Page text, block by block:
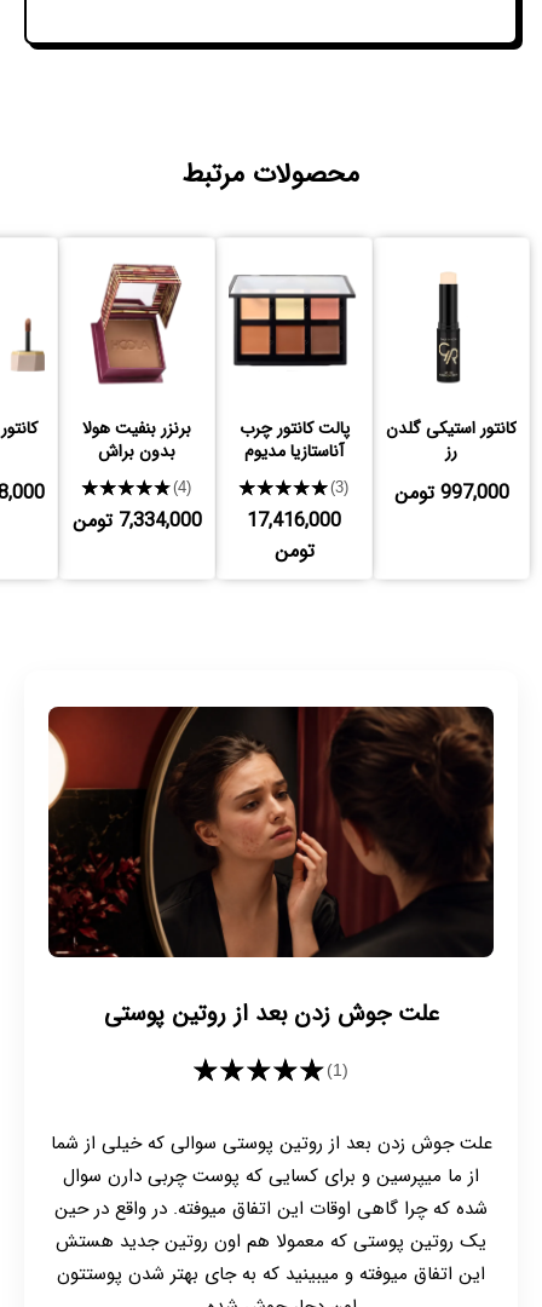
محصولات مرتبط
کانتور استیکی گلدن
رز
997,000 تومن
پالت کانتور چرب
آناستازیا مدیوم
★★★★★(3)
17,416,000
تومن
برنزر بنفیت هولا
بدون براش
★★★★★(4)
7,334,000 تومن
علت جوش زدن بعد از روتین پوستی
★★★★★(1)
علت جوش زدن بعد از روتین پوستی سوالی که خیلی از شما
از ما میپرسین و برای کسایی که پوست چربی دارن سوال
شده که چرا گاهی اوقات این اتفاق میوفته. در واقع در حین
یک روتین پوستی که معمولا هم اون روتین جدید هستش
این اتفاق میوفته و میبینید که به جای بهتر شدن پوستتون